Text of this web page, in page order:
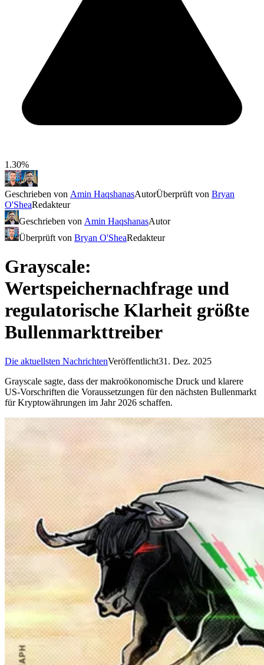
1.30%
Geschrieben von Amin HaqshanasAutorÜberprüft von Bryan
O'SheaRedakteur
Geschrieben von Amin HaqshanasAutor
Überprüft von Bryan O'SheaRedakteur
Grayscale:
Wertspeichernachfrage und
regulatorische Klarheit größte
Bullenmarkttreiber
Die aktuellsten NachrichtenVeröffentlicht31. Dez. 2025
Grayscale sagte, dass der makroökonomische Druck und klarere
US-Vorschriften die Voraussetzungen für den nächsten Bullenmarkt
für Kryptowährungen im Jahr 2026 schaffen.